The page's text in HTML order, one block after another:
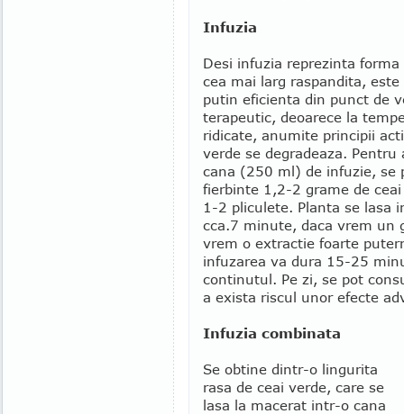
Infuzia
Desi infuzia reprezinta
cea mai larg raspandita, este
putin eficienta din punct de
terapeutic, deoarece la
ridicate, anumite principii
verde se degradeaza. Pentru
cana (250 ml) de infuzie, se
fierbinte 1,2-2 grame de
1-2 pliculete. Planta se lasa
cca.7 minute, daca vrem un
vrem o extractie foarte
infuzarea va dura 15-25
continutul. Pe zi, se pot
a exista riscul unor efecte
Infuzia combinata
Se obtine dintr-o lingurita
rasa de ceai verde, care se
lasa la macerat intr-o cana